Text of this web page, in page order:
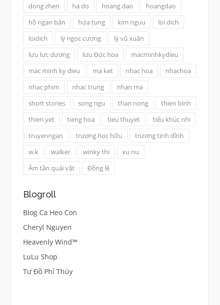
dong zhen
ha do hoang dao
hoangdao
hồ ngạn bân
hứa tung kim nguu
loi dich
loidich
lý ngọc cương
lý vũ xuân
lưu lực dương
lưu Đức hoa
macminhkydieu
mac minh ky dieu
ma ket nhac hoa
nhachoa
nhac phim
nhac trung
nhan ma
short stories
song ngu than nong
thien binh
thien yet
tieng hoa tieu thuyet
tiểu khúc nhi
truyenngan
trương học hữu
trương tịnh dĩnh
w.k
walker winky thi
xu nu
Âm tần quái vật
Đồng lệ
Blogroll
Blog Ca Heo Con
Cheryl Nguyen
Heavenly Wind™
LuLu Shop
Tư Đồ Phỉ Thúy